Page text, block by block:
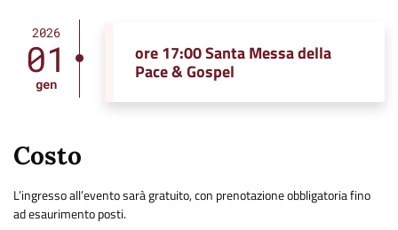
2026
01
gen
ore 17:00 Santa Messa della
Pace & Gospel
Costo
L’ingresso all’evento sarà gratuito, con prenotazione obbligatoria fino
ad esaurimento posti.